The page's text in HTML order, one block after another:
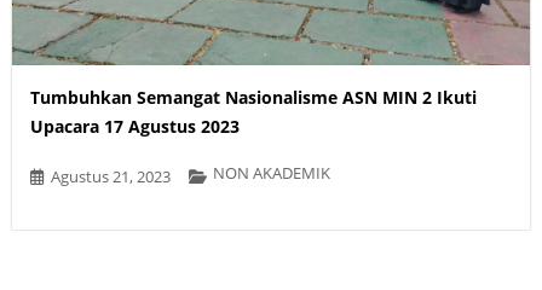
Tumbuhkan Semangat Nasionalisme ASN MIN 2 Ikuti
Upacara 17 Agustus 2023
Agustus 21, 2023 NON AKADEMIK